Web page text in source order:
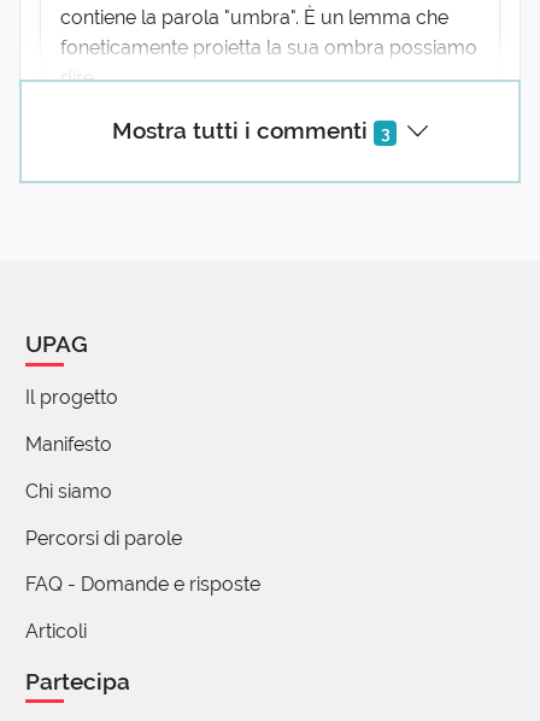
Mostra tutti i commenti 3
contiene la parola "umbra". È un lemma che
foneticamente proietta la sua ombra possiamo
dire.
un tema complesso ed intricato di cui bisogna
trovare una sintesi rappresentativa del tutto
1 reazione
UPAG
Il progetto
Manifesto
Chi siamo
Percorsi di parole
FAQ - Domande e risposte
Articoli
Partecipa